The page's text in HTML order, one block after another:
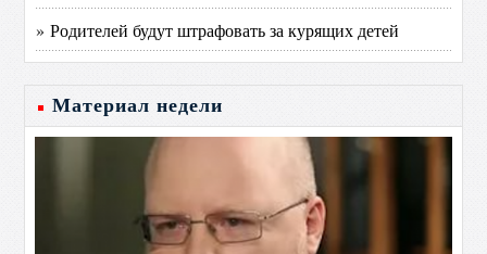
» Родителей будут штрафовать за курящих детей
Материал недели